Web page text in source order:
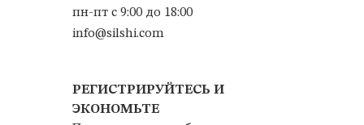
РЕГИСТРИРУЙТЕСЬ И
ЭКОНОМЬТЕ
пн-пт с 9:00 до 18:00
info@silshi.com